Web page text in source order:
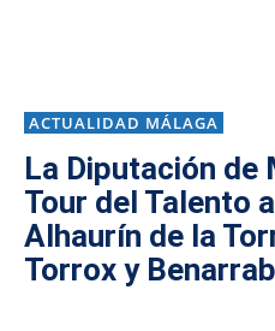
ACTUALIDAD MÁLAGA
La Diputación de
Tour del Talento
Alhaurín de la
Torrox y